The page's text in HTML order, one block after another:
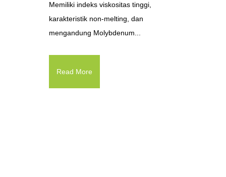
Memiliki indeks viskositas tinggi,
karakteristik non-melting, dan
mengandung Molybdenum...
Read More